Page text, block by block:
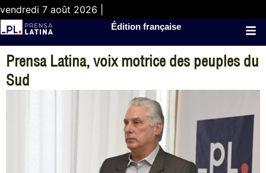
vendredi 7 août 2026 |
Édition française
Prensa Latina, voix motrice des peuples du
Sud